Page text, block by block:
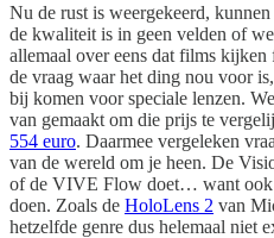
Nu de rust is weergekeerd,
de kwaliteit is in geen velden of
allemaal over eens dat films
de vraag waar het ding nou voor
bij komen voor speciale lenzen.
van gemaakt om die prijs te
554 euro. Daarmee vergeleken
van de wereld om je heen. De
of de VIVE Flow doet… want ook
doen. Zoals de HoloLens 2 van
hetzelfde genre dus helemaal niet